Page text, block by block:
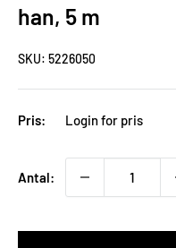
han, 5 m
SKU: 5226050
Pris: Login for pris
Antal: